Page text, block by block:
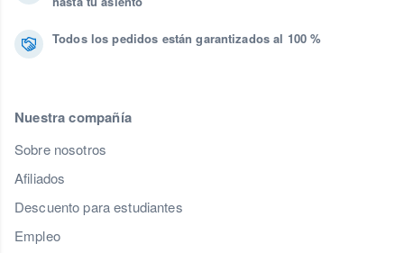
Todos los pedidos están garantizados al 100 %
Nuestra compañía
Sobre nosotros
Afiliados
Descuento para estudiantes
Empleo